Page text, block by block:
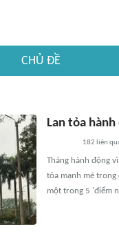
CHỦ ĐỀ
Lan tỏa
182 liên
Tháng hành động
tỏa mạnh mẽ trong
một trong 5 'điểm